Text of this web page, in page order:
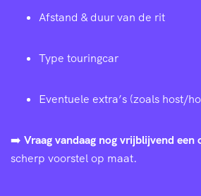
Afstand & duur van de rit
Type touringcar
Eventuele extra’s (zoals host/
➡️ Vraag vandaag nog vrijblijvend een
scherp voorstel op maat.